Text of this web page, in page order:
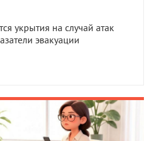
укрытия на случай атак
эвакуации